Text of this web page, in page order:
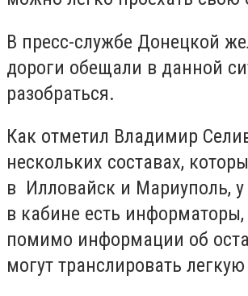
В пресс-службе Донецкой
дороги обещали в данной
разобраться.
Как отметил Владимир
нескольких составах,
в Илловайск и Мариуполь,
в кабине есть
помимо информации об
могут транслировать